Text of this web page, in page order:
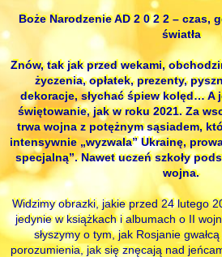
Boże Narodzenie AD 2 0 2 2 – czas,
światła
Znów, tak jak przed wekami,
życzenia, opłatek, prezenty,
dekoracje, słychać śpiew kolęd… A
świętowanie, jak w roku 2021. Za
trwa wojna z potężnym sąsiadem,
intensywnie „wyzwala” Ukrainę,
specjalną”. Nawet uczeń szkoły
wojna.
Widzimy obrazki, jakie przed 24 lutego
jedynie w książkach i albumach o II
słyszymy o tym, jak Rosjanie
porozumienia, jak się znęcają nad